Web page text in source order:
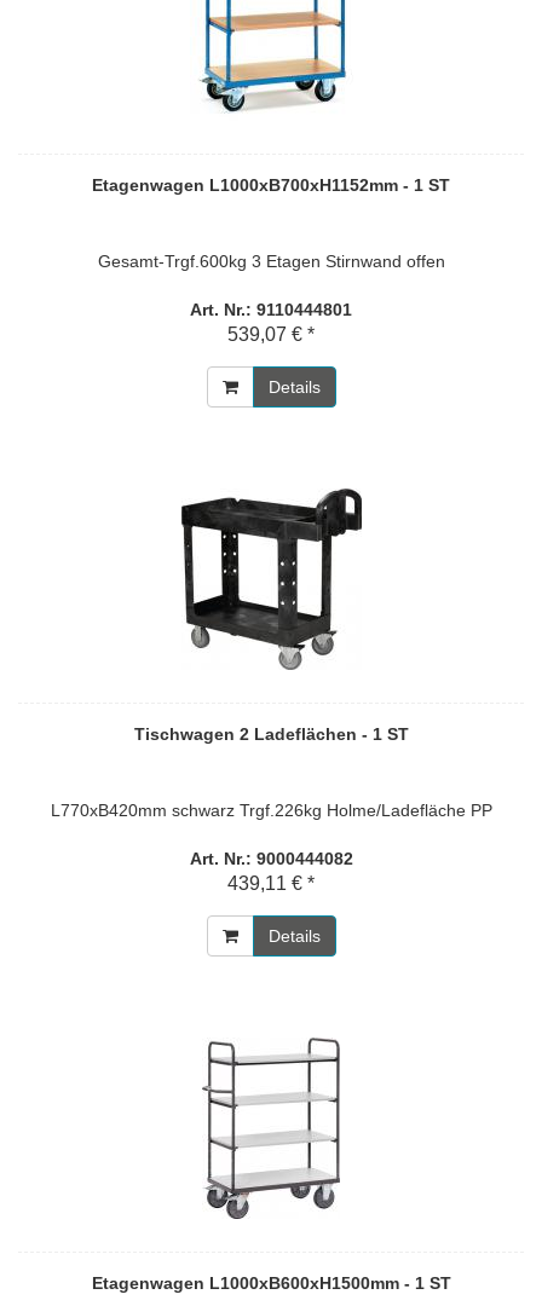
Etagenwagen L1000xB700xH1152mm - 1 ST
Gesamt-Trgf.600kg 3 Etagen Stirnwand offen
Art. Nr.: 9110444801
539,07 € *
Details
Tischwagen 2 Ladeflächen - 1 ST
L770xB420mm schwarz Trgf.226kg Holme/Ladefläche PP
Art. Nr.: 9000444082
439,11 € *
Details
Etagenwagen L1000xB600xH1500mm - 1 ST